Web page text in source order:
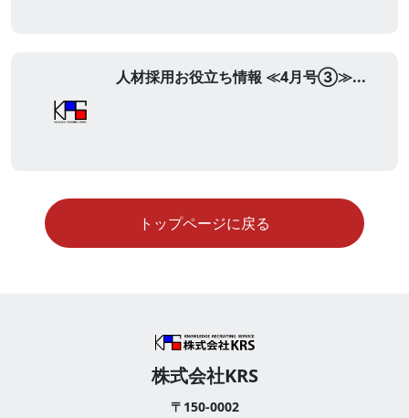
人材採用お役立ち情報 ≪4月号③≫...
トップページに戻る
株式会社KRS
〒150-0002